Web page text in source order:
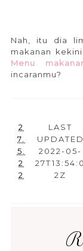
Nah, itu dia
makanan
Menu
incaranmu?
2
7.
5.
2
2
LAST
UPDATED
2022-05-
27T13:54:0
2Z